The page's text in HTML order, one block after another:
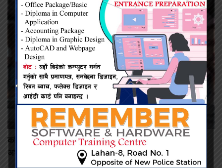
कमिशन नदिँदा दुःख दिइयो’ भन्ने सहकारी सञ्चालकको आरोप, वडा
अध्यक्षद्वारा अस्वीकार